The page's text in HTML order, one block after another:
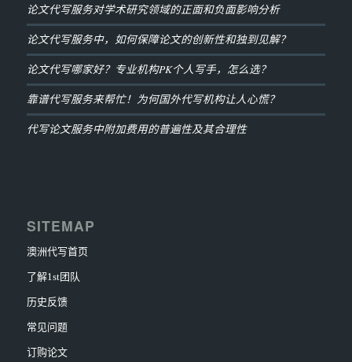
论文代写服务对学术研究领域的正面和负面影响分析
论文代写服务中，如何保障论文的创新性和独到见解？
论文代写哪家好？专业机构PK个人写手，怎么选？
靠谱代写服务来帮忙！为何国外代写机构让人心慌？
代写论文服务中附加费用的普遍性及其合理性
SITEMAP
澳洲代写首页
了解1st团队
历史反馈
常见问题
订购论文